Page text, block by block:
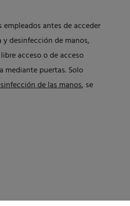
antes de acceder
desinfección de manos,
acceso o de acceso
mediante puertas. Solo
de las manos, se